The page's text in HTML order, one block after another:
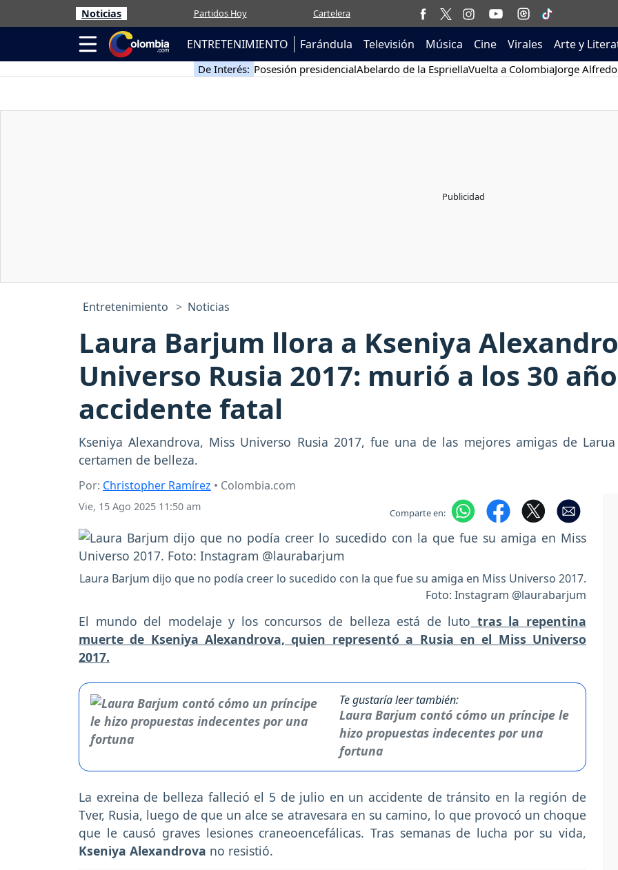
Noticias Partidos Hoy Cartelera
ENTRETENIMIENTO Farándula Televisión Música Cine Virales Arte y
De Interés: Posesión presidencialAbelardo de la EspriellaVuelta a ColombiaJorge
Entretenimiento Noticias
Laura Barjum llora a Kseniya
Universo Rusia 2017: murió a los 30
accidente fatal
Kseniya Alexandrova, Miss Universo Rusia 2017, fue una de las mejores amigas de
certamen de belleza.
Por: Christopher Ramírez • Colombia.com
Vie, 15 Ago 2025 11:50 am Comparte en:
Laura Barjum dijo que no podía creer lo sucedido con la que fue su amiga en Miss Universo 2017.
Foto: Instagram @laurabarjum
El mundo del modelaje y los concursos de belleza está de luto tras la repentina
muerte de Kseniya Alexandrova, quien representó a Rusia en el Miss Universo
2017.
Te gustaría leer también:
Laura Barjum contó cómo un príncipe le
hizo propuestas indecentes por una
fortuna
La exreina de belleza falleció el 5 de julio en un accidente de tránsito en la región de
Tver, Rusia, luego de que un alce se atravesara en su camino, lo que provocó un choque
que le causó graves lesiones craneoencefálicas. Tras semanas de lucha por su vida,
Kseniya Alexandrova no resistió.